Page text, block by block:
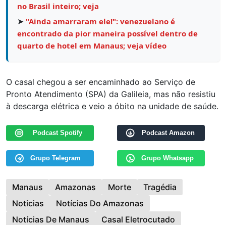
no Brasil inteiro; veja
➤ "Ainda amarraram ele!": venezuelano é
encontrado da pior maneira possível dentro de
quarto de hotel em Manaus; veja vídeo
O casal chegou a ser encaminhado ao Serviço de
Pronto Atendimento (SPA) da Galileia, mas não resistiu
à descarga elétrica e veio a óbito na unidade de saúde.
Podcast Spotify Podcast Amazon
Grupo Telegram Grupo Whatsapp
Manaus Amazonas Morte
Tragédia
Noticias
Notícias Do Amazonas
Notícias De Manaus
Casal Eletrocutado